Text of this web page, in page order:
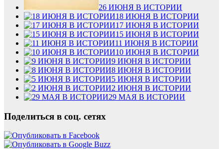
26 ИЮНЯ В ИСТОРИИ
18 ИЮНЯ В ИСТОРИИ
17 ИЮНЯ В ИСТОРИИ
15 ИЮНЯ В ИСТОРИИ
11 ИЮНЯ В ИСТОРИИ
10 ИЮНЯ В ИСТОРИИ
9 ИЮНЯ В ИСТОРИИ
8 ИЮНЯ В ИСТОРИИ
5 ИЮНЯ В ИСТОРИИ
2 ИЮНЯ В ИСТОРИИ
29 МАЯ В ИСТОРИИ
Поделиться в соц. сетях